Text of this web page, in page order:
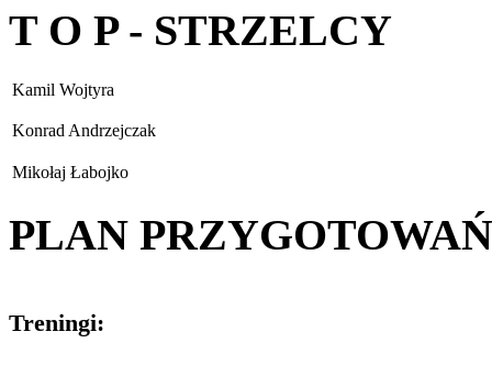
T O P - STRZELCY
Kamil Wojtyra
Konrad Andrzejczak
Mikołaj Łabojko
PLAN PRZYGOTOWAŃ
Treningi: